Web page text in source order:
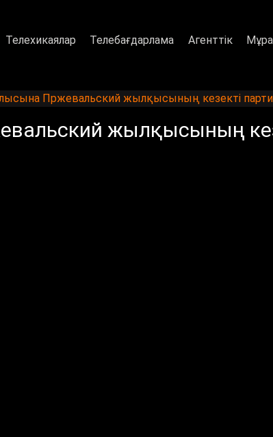
Телехикаялар Телебағдарлама Агенттік
Пржевальский жылқысының кезекті
жылқысының